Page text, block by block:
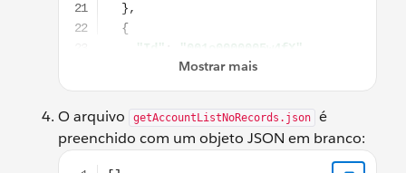
O arquivo getAccountListNoRecords.json
é
preenchido com um objeto JSON em branco: